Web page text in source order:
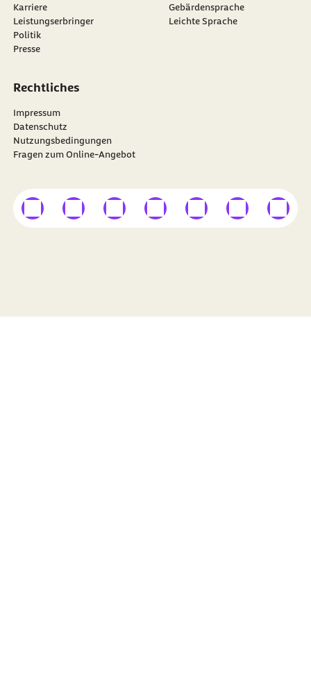
Karriere
Leistungserbringer
Politik
Presse
Gebärdensprache
Leichte Sprache
Rechtliches
Impressum
Datenschutz
Nutzungsbedingungen
Fragen zum Online-Angebot
Besuchen Sie dieBARMER auf
externer Linkexterner Linkexterner Linkexterner Linkexterner Linkexterner Link